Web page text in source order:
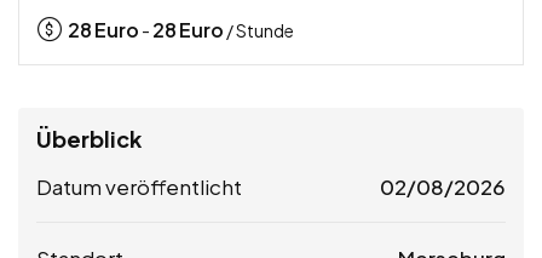
28Euro - 28Euro / Stunde
Überblick
Datum veröffentlicht 02/08/2026